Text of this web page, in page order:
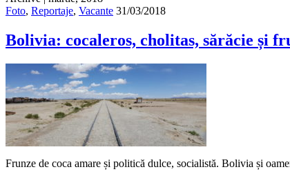
Foto, Reportaje, Vacante 31/03/2018
Bolivia: cocaleros, cholitas, sărăcie și
Frunze de coca amare și politică dulce, socialistă. Bolivia și